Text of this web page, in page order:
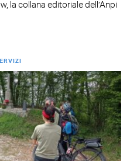
la collana editoriale dell’Anpi